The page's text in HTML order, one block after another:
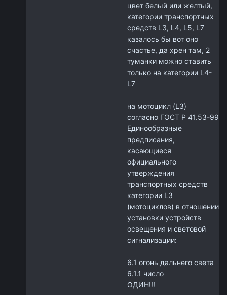
цвет белый или желтый,
категории транспортных
средств L3, L4, L5, L7
казалось бы вот оно
счастье, да хрен там, 2
туманки можно ставить
только на категории L4-
L7
на мотоцикл (L3)
согласно ГОСТ Р 41.53-99
Единообразные
предписания,
касающиеся
официального
утверждения
транспортных средств
категории L3
(мотоциклов) в отношении
установки устройств
освещения и световой
сигнализации:
6.1 огонь дальнего света
6.1.1 число
ОДИН!!!